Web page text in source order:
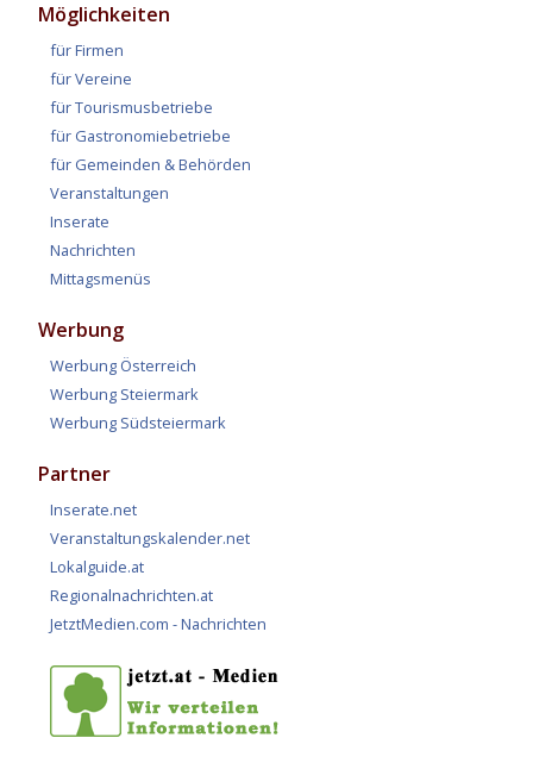
Möglichkeiten
für Firmen
für Vereine
für Tourismusbetriebe
für Gastronomiebetriebe
für Gemeinden & Behörden
Veranstaltungen
Inserate
Nachrichten
Mittagsmenüs
Werbung
Werbung Österreich
Werbung Steiermark
Werbung Südsteiermark
Partner
Inserate.net
Veranstaltungskalender.net
Lokalguide.at
Regionalnachrichten.at
JetztMedien.com - Nachrichten